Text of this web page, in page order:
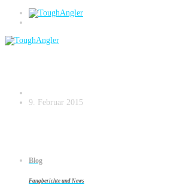
Blog
Fangberichte und News
Mit Strategie und Planung
9. Februar 2015